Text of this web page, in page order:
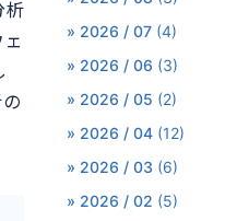
析
2026 / 07 (4)
2026 / 06 (3)
2026 / 05 (2)
2026 / 04 (12)
2026 / 03 (6)
2026 / 02 (5)